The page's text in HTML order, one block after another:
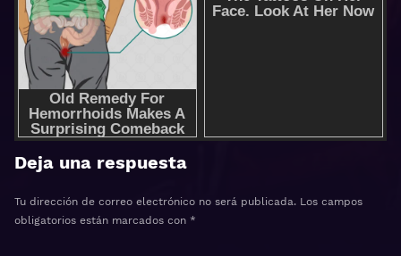
Deja una respuesta
Tu dirección de correo electrónico no será publicada. Los campos
obligatorios están marcados con *